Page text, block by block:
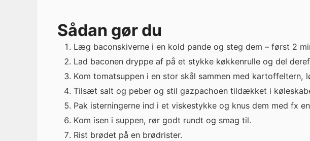
Sådan gør du
Læg baconskiverne i en kold pande og steg dem – først 2
Lad baconen dryppe af på et stykke køkkenrulle og del
Kom tomatsuppen i en stor skål sammen med kartoffeltern,
Tilsæt salt og peber og stil gazpachoen tildækket i
Pak isterningerne ind i et viskestykke og knus dem med fx
Kom isen i suppen, rør godt rundt og smag til.
Rist brødet på en brødrister.